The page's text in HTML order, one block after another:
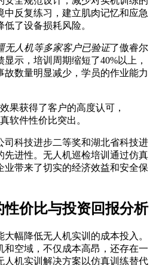
反复练习，建立肌肉记忆和应急
了设备损耗风险。
无人机等多家客户已验证了傲睿尔
示，培训周期缩短了40%以上，
故数量明显减少，学员的作业能力
果获得了客户的高度认可，
软件性价比突出。
司科技进步二等奖和湖北省科技进
先进性。无人机巡检培训通过仿真
业带来了切实的经济效益和安全保
价比与投资回报分析
幅降低无人机实训的成本投入。
和空域，不仅成本高昂，还存在一
人机实训解决方案以仿真训练替代